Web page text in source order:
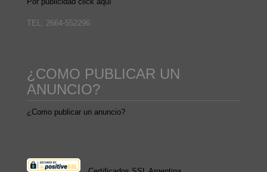
TEL: 2664-552296
¿COMO PUBLICAR UN
ANUNCIO?
¿Como publicar un anuncio?